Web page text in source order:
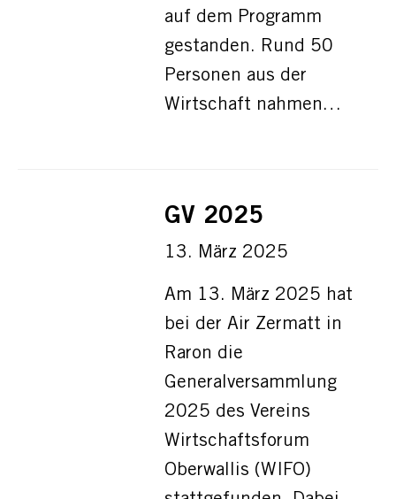
auf dem Programm
gestanden. Rund 50
Personen aus der
Wirtschaft nahmen…
GV 2025
13. März 2025
Am 13. März 2025 hat
bei der Air Zermatt in
Raron die
Generalversammlung
2025 des Vereins
Wirtschaftsforum
Oberwallis (WIFO)